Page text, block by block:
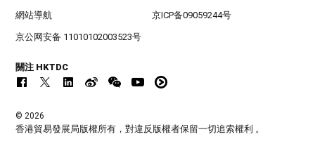
網站導航 京ICP备09059244号
京公网安备 11010102003523号
關注 HKTDC
© 2026
香港貿易發展局版權所有，對違反版權者保留一切追索權利 。